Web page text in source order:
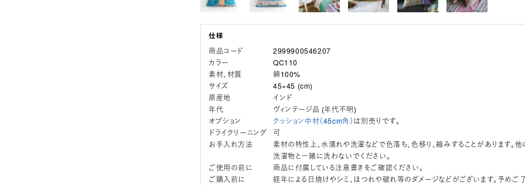
商品コード
2999900546207
カラー
QC110
素材、材質
綿100%
サイズ
45×45 (cm)
原産地
インド
年代
ヴィンテージ品 (年代不明)
オプション
クッション中材（45cm角）は別売りです。
ドライクリーニング
可
お手入れ方法
素材の特性上、水濡れや洗濯などで色落ち、色移り、縮みすることがあります。他
洗濯物と一緒に洗わないでください。
ご使用の前に
商品に付属している注意書きをご確認ください。
ご購入前に
経年による日焼けやシミ、ほつれや破れ等のダメージなどがございます。予めご